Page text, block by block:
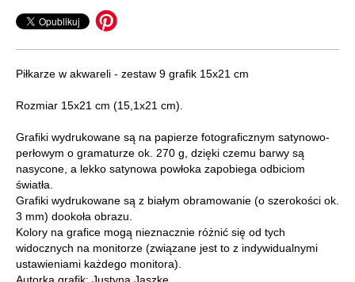
Piłkarze w akwareli - zestaw 9 grafik 15x21 cm
Rozmiar 15x21 cm (15,1x21 cm).
Grafiki wydrukowane są na papierze fotograficznym satynowo-
perłowym o gramaturze ok. 270 g, dzięki czemu barwy są
nasycone, a lekko satynowa powłoka zapobiega odbiciom
światła.
Grafiki wydrukowane są z białym obramowanie (o szerokości ok.
3 mm) dookoła obrazu.
Kolory na grafice mogą nieznacznie różnić się od tych
widocznych na monitorze (związane jest to z indywidualnymi
ustawieniami każdego monitora).